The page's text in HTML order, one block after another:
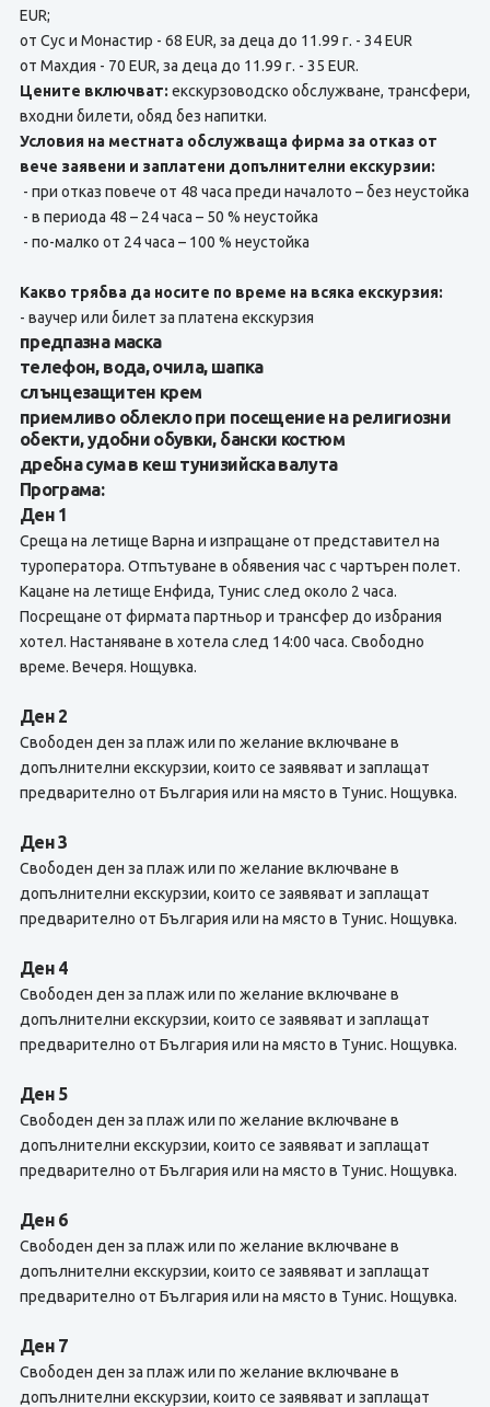
EUR;
от Сус и Монастир - 68 EUR, за деца до 11.99 г. - 34 EUR
от Махдия - 70 EUR, за деца до 11.99 г. - 35 EUR.
Цените включват: екскурзоводско обслужване, трансфери,
входни билети, обяд без напитки.
Условия на местната обслужваща фирма за отказ от
вече заявени и заплатени допълнителни екскурзии:
- при отказ повече от 48 часа преди началото – без неустойка
- в периода 48 – 24 часа – 50 % неустойка
- по-малко от 24 часа – 100 % неустойка
Какво трябва да носите по време на всяка екскурзия:
- ваучер или билет за платена екскурзия
предпазна маска
телефон, вода, очила, шапка
слънцезащитен крем
приемливо облекло при посещение на религиозни
обекти, удобни обувки, бански костюм
дребна сума в кеш тунизийска валута
Програма:
Ден 1
Среща на летище Варна и изпращане от представител на
туроператора. Отпътуване в обявения час с чартърен полет.
Кацане на летище Енфида, Тунис след около 2 часа.
Посрещане от фирмата партньор и трансфер до избрания
хотел. Настаняване в хотела след 14:00 часа. Свободно
време. Вечеря. Нощувка.
Ден 2
Свободен ден за плаж или по желание включване в
допълнителни екскурзии, които се заявяват и заплащат
предварително от България или на място в Тунис. Нощувка.
Ден 3
Свободен ден за плаж или по желание включване в
допълнителни екскурзии, които се заявяват и заплащат
предварително от България или на място в Тунис. Нощувка.
Ден 4
Свободен ден за плаж или по желание включване в
допълнителни екскурзии, които се заявяват и заплащат
предварително от България или на място в Тунис. Нощувка.
Ден 5
Свободен ден за плаж или по желание включване в
допълнителни екскурзии, които се заявяват и заплащат
предварително от България или на място в Тунис. Нощувка.
Ден 6
Свободен ден за плаж или по желание включване в
допълнителни екскурзии, които се заявяват и заплащат
предварително от България или на място в Тунис. Нощувка.
Ден 7
Свободен ден за плаж или по желание включване в
допълнителни екскурзии, които се заявяват и заплащат